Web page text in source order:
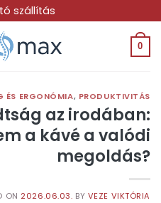
szállítás
0
ÉS ERGONÓMIA, PRODUKTIVITÁS
az irodában:
a kávé a valódi
megoldás?
ON 2026.06.03. BY VEZE VIKTÓRIA